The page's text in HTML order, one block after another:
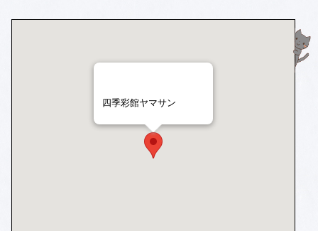
四季彩館ヤマサン